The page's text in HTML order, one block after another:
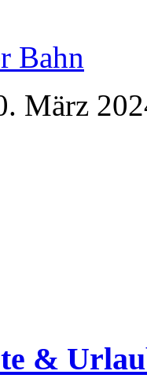
Bahn
März
&